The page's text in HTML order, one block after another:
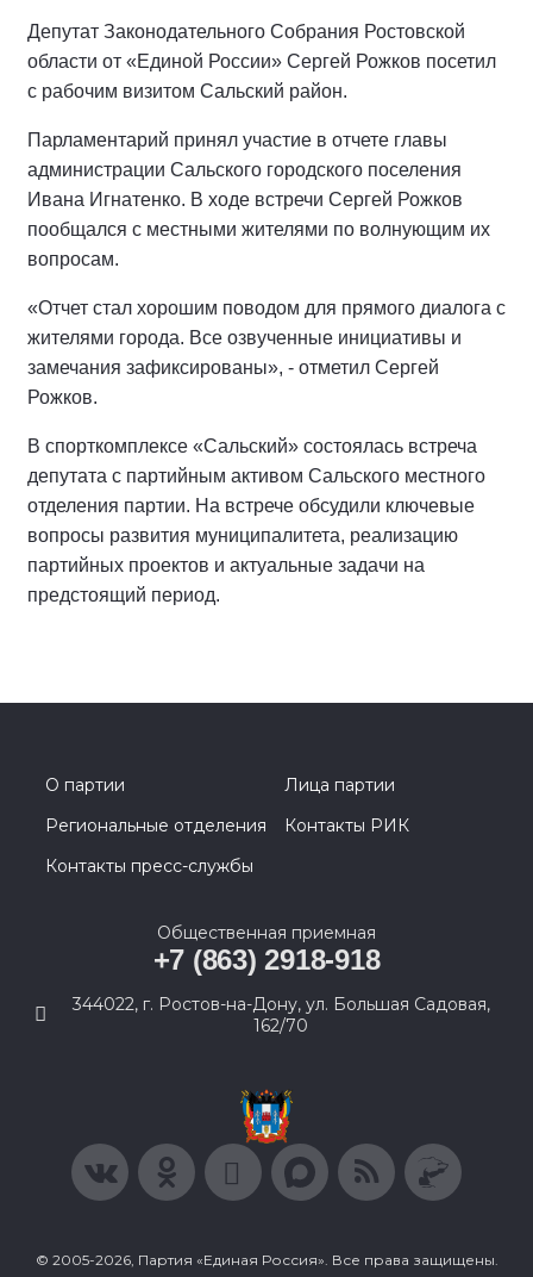
Депутат Законодательного Собрания Ростовской
области от «Единой России» Сергей Рожков посетил
с рабочим визитом Сальский район.
Парламентарий принял участие в отчете главы
администрации Сальского городского поселения
Ивана Игнатенко. В ходе встречи Сергей Рожков
пообщался с местными жителями по волнующим их
вопросам.
«Отчет стал хорошим поводом для прямого диалога с
жителями города. Все озвученные инициативы и
замечания зафиксированы», - отметил Сергей
Рожков.
В спорткомплексе «Сальский» состоялась встреча
депутата с партийным активом Сальского местного
отделения партии. На встрече обсудили ключевые
вопросы развития муниципалитета, реализацию
партийных проектов и актуальные задачи на
предстоящий период.
О партии
Лица партии
Региональные отделения
Контакты РИК
Контакты пресс-службы
Общественная приемная
+7 (863) 2918-918
344022, г. Ростов-на-Дону, ул. Большая Садовая,
162/70
© 2005-2026, Партия «Единая Россия». Все права защищены.